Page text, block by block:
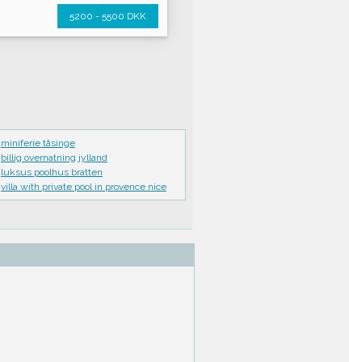
5200 - 5500 DKK
miniferie tåsinge
billig overnatning jylland
luksus poolhus bratten
villa with private pool in provence nice